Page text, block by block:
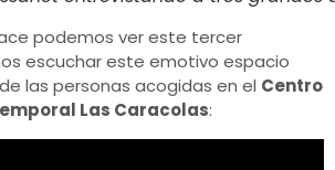
podemos ver este tercer
escuchar este emotivo espacio
las personas acogidas en el Centro
Las Caracolas: